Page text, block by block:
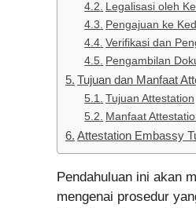
Legalisasi oleh
Pengajuan ke
Verifikasi dan
Pengambilan
Tujuan dan Manfaat
Tujuan Attestation
Manfaat
Attestation Embassy
Pendahuluan ini akan
mengenai prosedur